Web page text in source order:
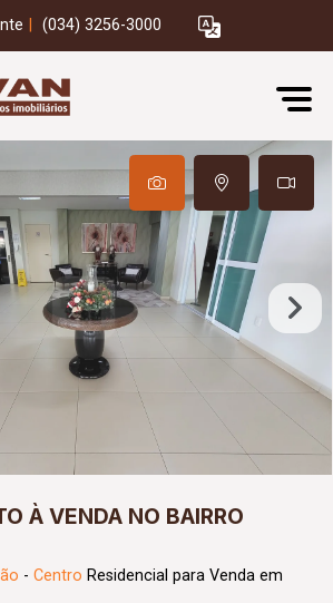
(034) 3256-3000
À VENDA NO BAIRRO
- Centro Residencial para Venda em